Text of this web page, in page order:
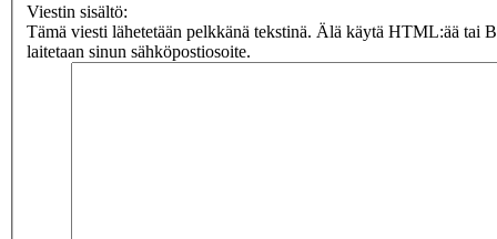
Viestin sisältö:
Tämä viesti lähetetään pelkkänä tekstinä. Älä käytä HTML:ää tai
laitetaan sinun sähköpostiosoite.